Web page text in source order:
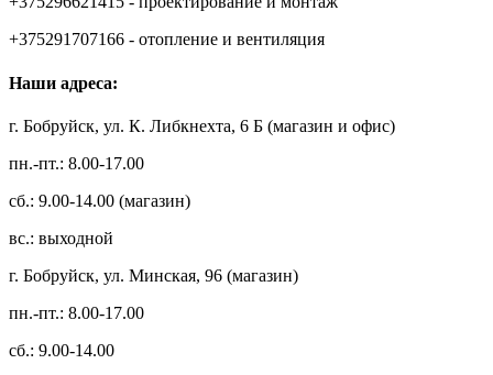
+375291707166 - отопление и вентиляция
Наши адреса:
г. Бобруйск, ул. К. Либкнехта, 6 Б (магазин и офис)
пн.-пт.: 8.00-17.00
сб.: 9.00-14.00 (магазин)
вс.: выходной
г. Бобруйск, ул. Минская, 96 (магазин)
пн.-пт.: 8.00-17.00
сб.: 9.00-14.00